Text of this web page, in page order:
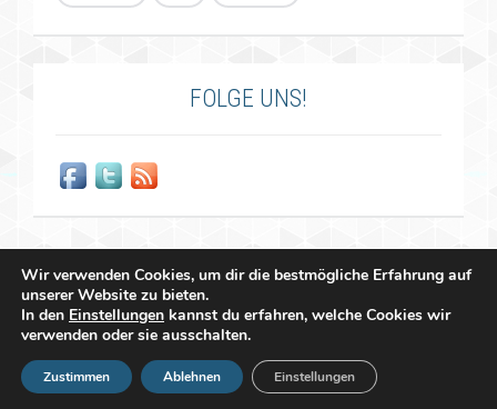
FOLGE UNS!
Copyright 2011 - 2026 Raffael Herrmann - All Rights Reserved |
Impressum& Datenschutzerklärung
Wir verwenden Cookies, um dir die bestmögliche Erfahrung auf
unserer Website zu bieten.
In den Einstellungen kannst du erfahren, welche Cookies wir
verwenden oder sie ausschalten.
Zustimmen Ablehnen Einstellungen